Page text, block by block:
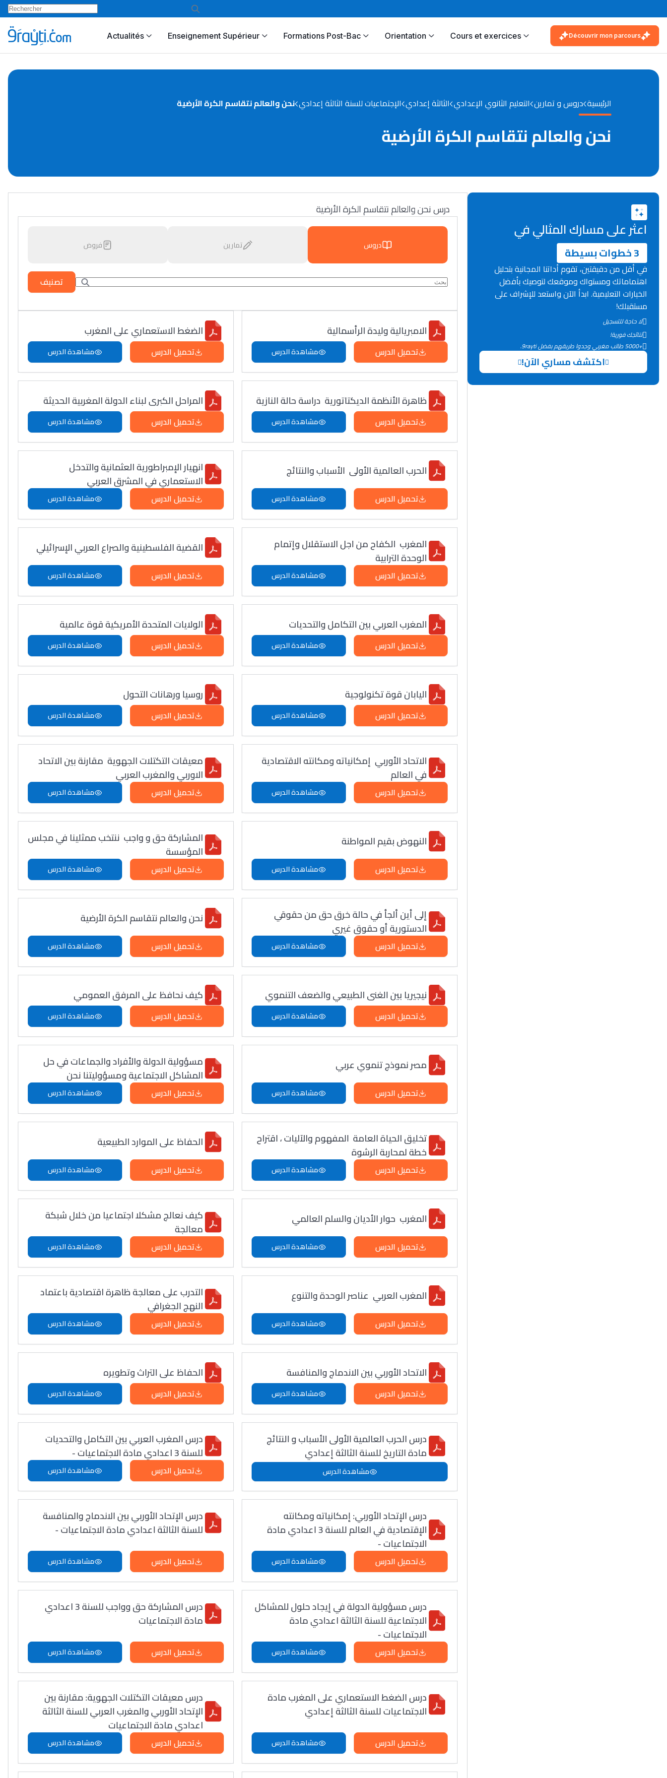
Actualités Enseignement Supérieur Formations Post-Bac Orientation Cours et exercices Découvrir mon parcours
الرئيسية دروس و تمارين التعليم الثانوي الإعدادي الثالثة إعدادي الإجتماعيات للسنة الثالثة إعدادي نحن والعالم نتقاسم الكرة الأرضية
نحن والعالم نتقاسم الكرة الأرضية
درس نحن والعالم نتقاسم الكرة الأرضية
دروس تمارين فروض
تصنيف
الامبريالية وليدة الرأسمالية
تحميل الدرس مشاهدة الدرس
الضغط الاستعماري على المغرب
تحميل الدرس مشاهدة الدرس
ظاهرة الأنظمة الديكتاتورية دراسة حالة النازية
تحميل الدرس مشاهدة الدرس
المراحل الكبرى لبناء الدولة المغربية الحديثة
تحميل الدرس مشاهدة الدرس
الحرب العالمية الأولى الأسباب والنتائج
تحميل الدرس مشاهدة الدرس
انهيار الإمبراطورية العثمانية والتدخل
الاستعماري في المشرق العربي
تحميل الدرس مشاهدة الدرس
المغرب الكفاح من اجل الاستقلال وإتمام
الوحدة الترابية
تحميل الدرس مشاهدة الدرس
القضية الفلسطينية والصراع العربي الإسرائيلي
تحميل الدرس مشاهدة الدرس
المغرب العربي بين التكامل والتحديات
تحميل الدرس مشاهدة الدرس
الولايات المتحدة الأمريكية قوة عالمية
تحميل الدرس مشاهدة الدرس
اليابان قوة تكنولوجية
تحميل الدرس مشاهدة الدرس
روسيا ورهانات التحول
تحميل الدرس مشاهدة الدرس
الاتحاد الأوربي إمكانياته ومكانته الاقتصادية
في العالم
تحميل الدرس مشاهدة الدرس
معيقات التكتلات الجهوية مقارنة بين الاتحاد
الاوربي والمغرب العربي
تحميل الدرس مشاهدة الدرس
النهوض بقيم المواطنة
تحميل الدرس مشاهدة الدرس
المشاركة حق و واجب ننتخب ممثلينا في مجلس
المؤسسة
تحميل الدرس مشاهدة الدرس
إلى أين ألجأ في حالة خرق حق من حقوقي
الدستورية أو حقوق غيري
تحميل الدرس مشاهدة الدرس
نحن والعالم نتقاسم الكرة الأرضية
تحميل الدرس مشاهدة الدرس
نيجيريا بين الغنى الطبيعي والضعف التنموي
تحميل الدرس مشاهدة الدرس
كيف نحافظ على المرفق العمومي
تحميل الدرس مشاهدة الدرس
مصر نموذج تنموي عربي
تحميل الدرس مشاهدة الدرس
مسؤولية الدولة والأفراد والجماعات في حل
المشاكل الاجتماعية ومسؤوليتنا نحن
تحميل الدرس مشاهدة الدرس
تخليق الحياة العامة المفهوم والآليات ، اقتراح
خطة لمحاربة الرشوة
تحميل الدرس مشاهدة الدرس
الحفاظ على الموارد الطبيعية
تحميل الدرس مشاهدة الدرس
المغرب حوار الأديان والسلم العالمي
تحميل الدرس مشاهدة الدرس
كيف نعالج مشكلا اجتماعيا من خلال شبكة
معالجة
تحميل الدرس مشاهدة الدرس
المغرب العربي عناصر الوحدة والتنوع
تحميل الدرس مشاهدة الدرس
التدرب على معالجة ظاهرة اقتصادية باعتماد
النهج الجغرافي
تحميل الدرس مشاهدة الدرس
الاتحاد الأوربي بين الاندماج والمنافسة
تحميل الدرس مشاهدة الدرس
الحفاظ على التراث وتطويره
تحميل الدرس مشاهدة الدرس
درس الحرب العالمية الأولى الأسباب و النتائج
مادة التاريخ للسنة الثالثة إعدادي
مشاهدة الدرس
درس المغرب العربي بين التكامل والتحديات
للسنة 3 اعدادي مادة الاجتماعيات -
تحميل الدرس مشاهدة الدرس
درس الإتحاد الأوربي: إمكانياته ومكانته
الإقتصادية في العالم للسنة 3 اعدادي مادة
الاجتماعيات -
تحميل الدرس مشاهدة الدرس
درس الإتحاد الأوربي بين الاندماج والمنافسة
للسنة الثالثة اعدادي مادة الاجتماعيات -
تحميل الدرس مشاهدة الدرس
درس مسؤولية الدولة في إيجاد حلول للمشاكل
الاجتماعية للسنة الثالثة اعدادي مادة
الاجتماعيات -
تحميل الدرس مشاهدة الدرس
درس المشاركة حق وواجب للسنة 3 اعدادي
مادة الاجتماعيات
تحميل الدرس مشاهدة الدرس
درس الضغط الاستعماري على المغرب مادة
الاجتماعيات للسنة الثالثة إعدادي
تحميل الدرس مشاهدة الدرس
درس معيقات التكتلات الجهوية: مقارنة بين
الإتحاد الأوربي والمغرب العربي للسنة الثالثة
اعدادي مادة الاجتماعيات
تحميل الدرس مشاهدة الدرس
اعثر على مسارك المثالي في
3 خطوات بسيطة
في أقل من دقيقتين، تقوم أداتنا المجانية بتحليل
اهتماماتك ومستواك وموقعك لتوصيك بأفضل
الخيارات التعليمية. ابدأ الآن واستعد للإشراف على
مستقبلك!
لا حاجة للتسجيل
نتائجك فورية!
+5000 طالب مغربي وجدوا طريقهم بفضل 9rayti.
اكتشف مساري الآن!